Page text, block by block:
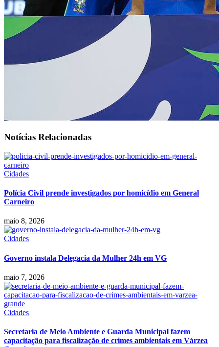
Notícias Relacionadas
Cidades
Polícia Civil prende investigados por homicídio em General
Carneiro
maio 8, 2026
Cidades
Governo instala Delegacia da Mulher 24h em VG
maio 7, 2026
Cidades
Secretaria de Meio Ambiente e Guarda Municipal fazem
capacitação para fiscalização de crimes ambientais em Várzea